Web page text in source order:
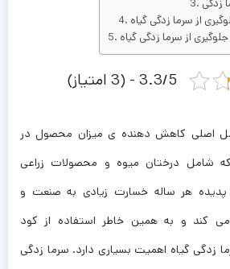
زدگی
از سرما زدگی گیاه
از سرما زدگی گیاه
3.3/5 - (3 امتیاز)
اصلی کاهش دهنده ی میزان محصول در
شامل درختان میوه و محصولات زراعی
هر ساله خسارت زیادی به صنعت و
می کند و به همین خاطر استفاده از کود
زدگی گیاه اهمیت بسیاری دارد. سرما زدگی